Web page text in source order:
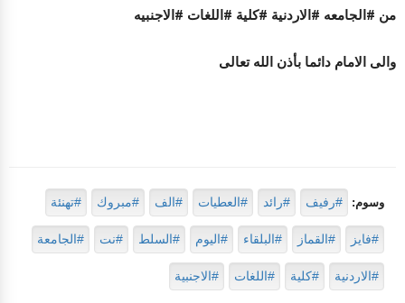
من #الجامعه #الاردنية #كلية #اللغات #الاجنبيه
والى الامام دائما بأذن الله تعالى
وسوم: #رفيف #رائد #العطيات #الف #مبروك #تهنئة
#فايز #القماز #البلقاء #اليوم #السلط #نت #الجامعة
#الاردنية #كلية #اللغات #الاجنبية